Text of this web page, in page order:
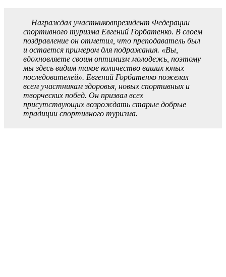
Награждал участниковпрезидент Федерации
спортивного туризма Евгений Горбатенко. В своем
поздравление он отметил, что преподаватель был
и остается примером для подражания. «Вы,
вдохновляете своим оптимизм молодежь, поэтому
мы здесь видим такое количество ваших юных
последователей». Евгений Горбатенко пожелал
всем участникам здоровья, новых спортивных и
творческих побед. Он призвал всех
присутствующих возрождать старые добрые
традиции спортивного туризма.